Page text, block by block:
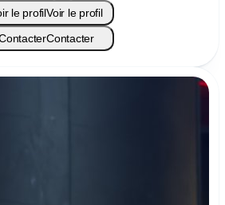
le profilVoir le profil
Contacter